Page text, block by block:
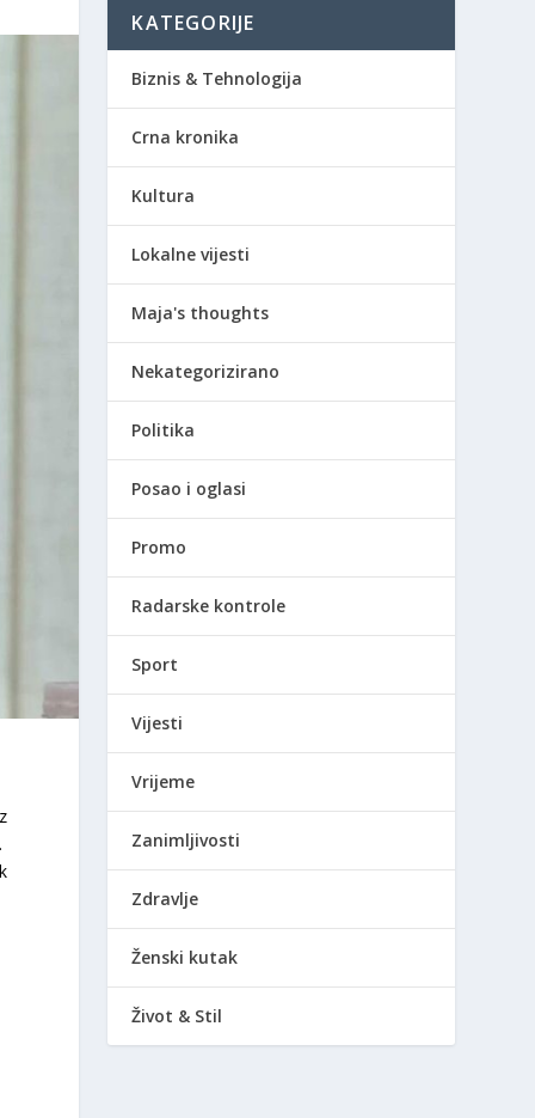
KATEGORIJE
Biznis & Tehnologija
Crna kronika
Kultura
Lokalne vijesti
Maja's thoughts
Nekategorizirano
Politika
Posao i oglasi
Promo
Radarske kontrole
Sport
Vijesti
Vrijeme
Zanimljivosti
Zdravlje
Ženski kutak
Život & Stil